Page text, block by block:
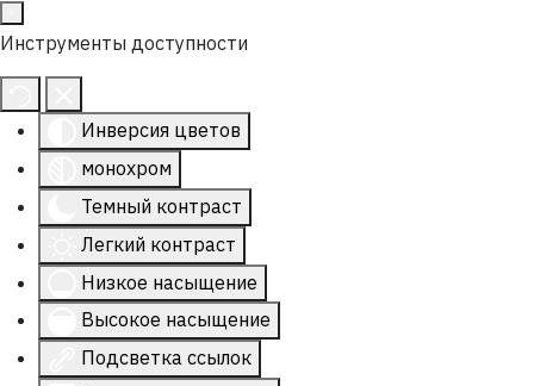
Инструменты доступности
Инверсия цветов
монохром
Темный контраст
Легкий контраст
Низкое насыщение
Высокое насыщение
Подсветка ссылок